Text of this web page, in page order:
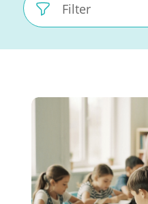
Filter